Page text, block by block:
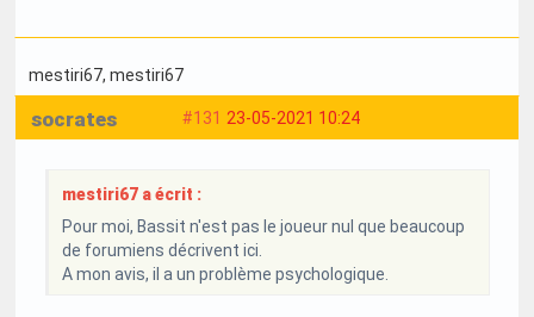
mestiri67, mestiri67
#131 23-05-2021 10:24
socrates
mestiri67 a écrit :
Pour moi, Bassit n'est pas le joueur nul que beaucoup
de forumiens décrivent ici.
A mon avis, il a un problème psychologique.